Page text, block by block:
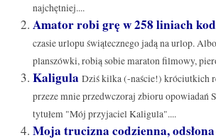
najchętniej....
Amator robi grę w 258 liniach
czasie urlopu świątecznego jadą na urlop.
planszówki, robią sobie maraton filmowy,
Kaligula Dziś kilka (-naście!) króciutkich
przeze mnie przedwczoraj zbioru opowiadań
tytułem "Mój przyjaciel Kaligula"....
Moja trucizna codzienna,